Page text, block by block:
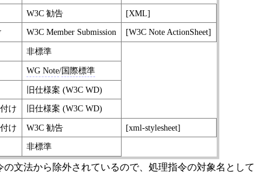
W3C 勧告
[XML]
W3C Member Submission [W3C Note ActionSheet]
非標準
WG Note/国際標準
旧仕様案 (W3C WD)
け
旧仕様案 (W3C WD)
け W3C 勧告
[xml-stylesheet]
非標準
文法から除外されているので、処理指令の対象名として